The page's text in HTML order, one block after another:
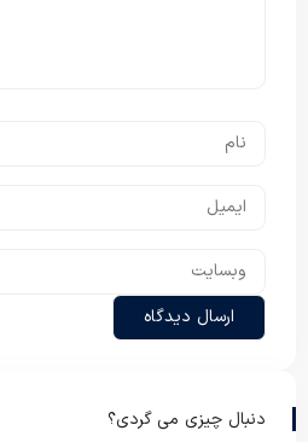
دنبال چیزی می گردی؟